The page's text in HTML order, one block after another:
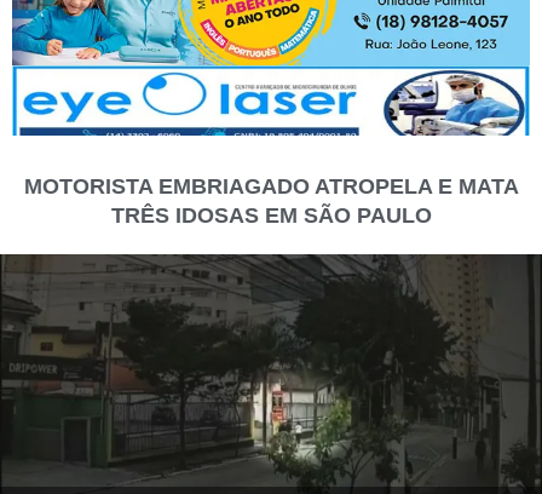
MOTORISTA EMBRIAGADO ATROPELA E MATA
TRÊS IDOSAS EM SÃO PAULO